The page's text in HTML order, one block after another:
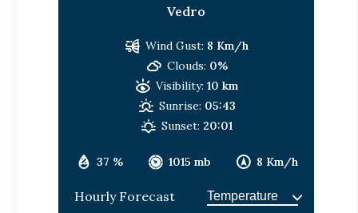
Vedro
37 % 1015 mb 8 Km/h
Wind Gust: 8 Km/h
Clouds: 0%
Visibility: 10 km
Sunrise: 05:43
Sunset: 20:01
Hourly Forecast